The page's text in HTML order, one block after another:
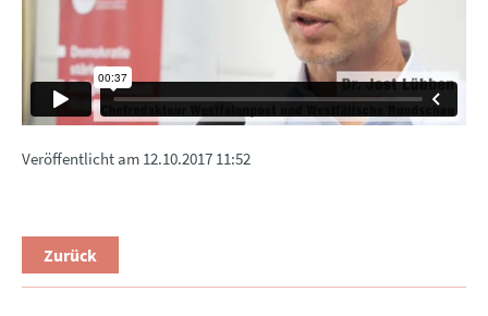
Veröffentlicht am 12.10.2017 11:52
Zurück